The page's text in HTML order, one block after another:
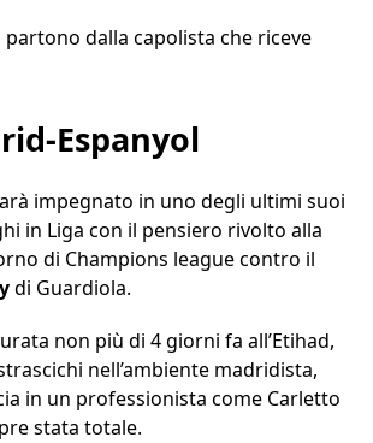
partono dalla capolista che riceve
Espanyol
impegnato in uno degli ultimi suoi
in Liga con il pensiero rivolto alla
di Champions league contro il
di Guardiola.
non più di 4 giorni fa all’Etihad,
nell’ambiente madridista,
in un professionista come Carletto
stata totale.